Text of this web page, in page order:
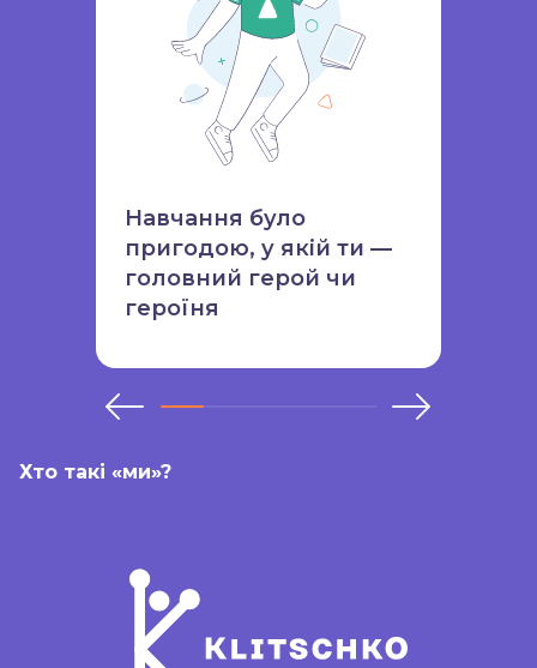
Навчання було
пригодою, у якій ти —
головний герой чи
героїня
Хто такі «ми»?
Світ змінився, долучайся до
Реєструйся на платформі та
одразу зараховуйся на
Зареєструватись
Жодних обмежень та
прискіпливого відбору! Ми